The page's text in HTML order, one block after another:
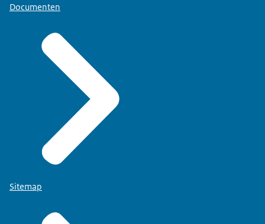
Documenten
Sitemap